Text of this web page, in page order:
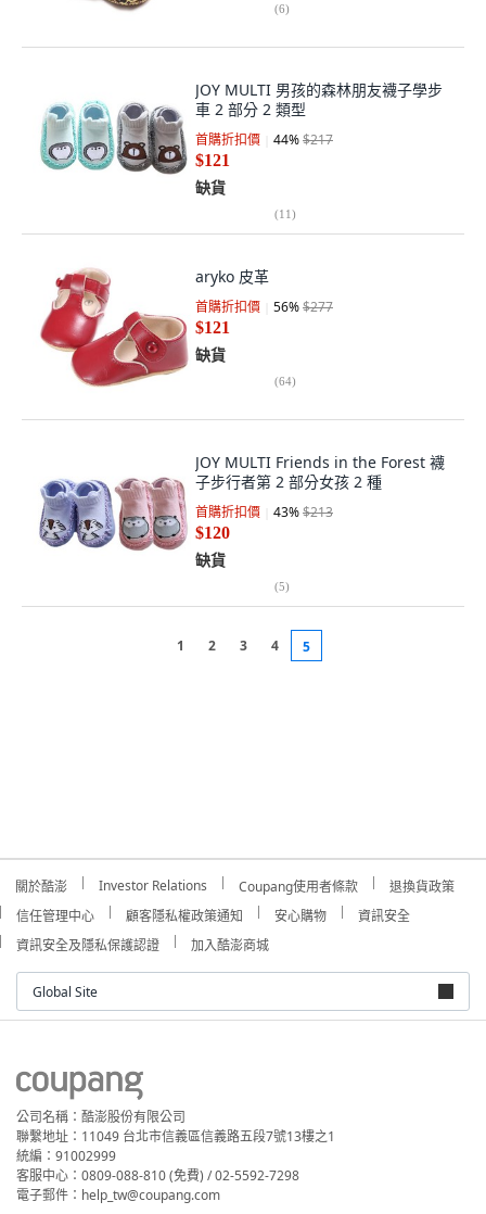
(6)
JOY MULTI 男孩的森林朋友襪子學步
車 2 部分 2 類型
首購折扣價 44%$217
$121
缺貨
(11)
aryko 皮革
首購折扣價 56%$277
$121
缺貨
(64)
JOY MULTI Friends in the Forest 襪
子步行者第 2 部分女孩 2 種
首購折扣價 43%$213
$120
缺貨
(5)
1 2 3 4 5
關於酷澎 Investor Relations Coupang使用者條款
退換貨政策
信任管理中心
顧客隱私權政策通知 安心購物
資訊安全
資訊安全及隱私保護認證
加入酷澎商城
Global Site
公司名稱：酷澎股份有限公司
聯繫地址：11049 台北市信義區信義路五段7號13樓之1
統編：91002999
客服中心：0809-088-810 (免費) / 02-5592-7298
電子郵件：help_tw@coupang.com